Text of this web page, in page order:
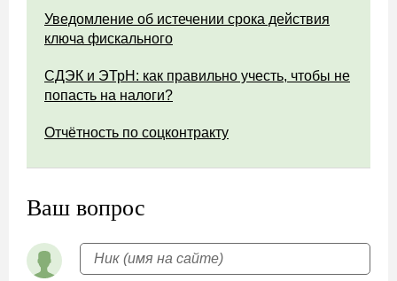
Уведомление об истечении срока действия
ключа фискального
СДЭК и ЭТрН: как правильно учесть, чтобы не
попасть на налоги?
Отчётность по соцконтракту
Ваш вопрос